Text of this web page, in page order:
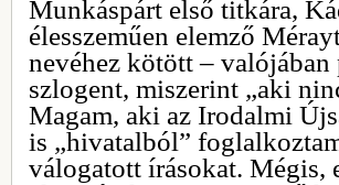
Munkáspárt első titkára,
élesszeműen elemző
nevéhez kötött –
szlogent, miszerint „aki
Magam, aki az Irodalmi
is „hivatalból”
válogatott írásokat. Mégis,